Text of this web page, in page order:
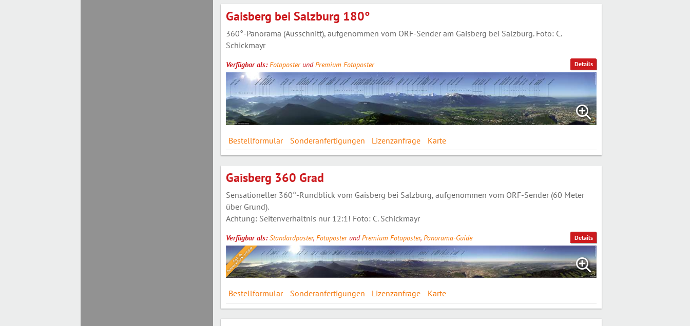
Details
Gaisberg bei Salzburg 180°
360°-Panorama (Ausschnitt), aufgenommen vom ORF-Sender am Gaisberg bei Salzburg. Foto: C.
Schickmayr
Verfügbar als:FotoposterundPremium Fotoposter
Bestellformular Sonderanfertigungen Lizenzanfrage Karte
Details
Gaisberg 360 Grad
Sensationeller 360°-Rundblick vom Gaisberg bei Salzburg, aufgenommen vom ORF-Sender (60 Meter
über Grund).
Achtung: Seitenverhältnis nur 12:1! Foto: C. Schickmayr
Verfügbar als:Standardposter, FotoposterundPremium Fotoposter, Panorama-Guide
Bestellformular Sonderanfertigungen Lizenzanfrage Karte